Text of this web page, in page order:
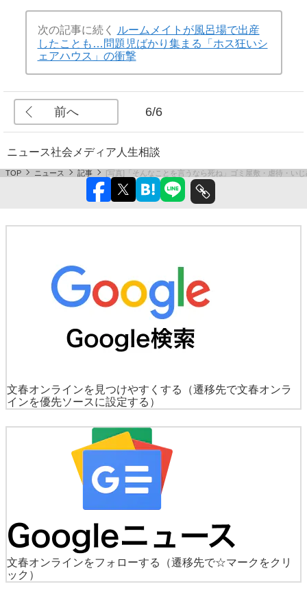
次の記事に続く
ルームメイトが風呂場で出産
したことも…問題児ばかり集まる「ホス狂いシ
ェアハウス」の衝撃
前へ 6/6
ニュース社会メディア人生相談
TOP ニュース 記事 [写真]「そんなことを言うなら死ね」ゴミ屋敷・虐待・い
文春オンラインを見つけやすくする
（遷移先で文春オンラ
インを優先ソースに設定する）
文春オンラインをフォローする
（遷移先で☆マークをクリ
ック）